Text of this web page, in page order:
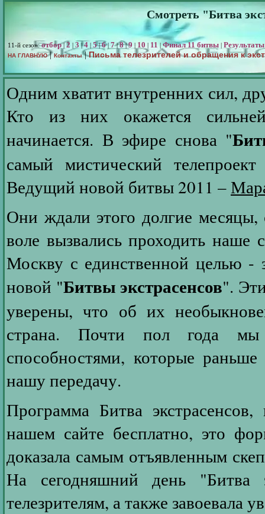
Смотреть "Битва
11-й сезон:отбор|2 | 3 |4 | 5|6| 7|8|9 | 10 | 11|Финал 11 битвы | Результаты
НА ГЛАВНУЮ|Контакты|Письма телезрителей и обращения к
Одним хватит внутренних сил,
Кто из них окажется
начинается. В эфире снова "
самый мистический
Ведущий новой битвы 2011 –
Они ждали этого долгие
воле вызвались проходить
Москву с единственной целью -
новой "Битвы экстрасенсов".
уверены, что об их
страна. Почти пол года мы
способностями, которые
нашу передачу.
Программа Битва
нашем сайте бесплатно, это
доказала самым отъявленным
На сегодняшний день "Битва
телезрителям, а также завоевала